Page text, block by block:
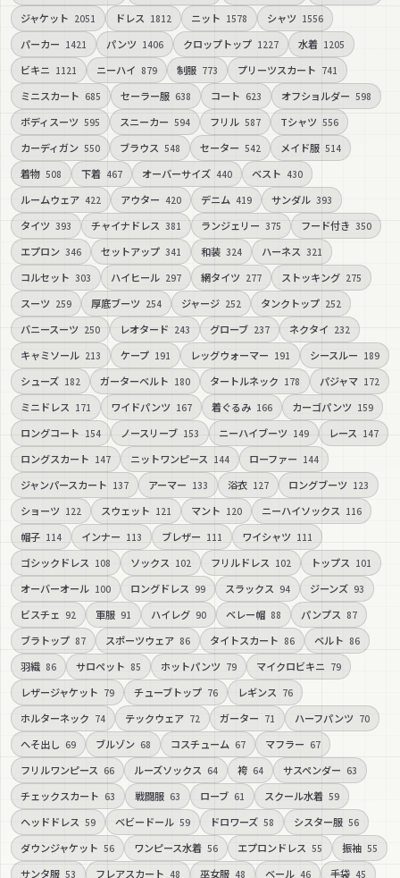
ジャケット 2051 ドレス 1812 ニット 1578 シャツ 1556
パーカー 1421 パンツ 1406 クロップトップ 1227 水着 1205
ビキニ 1121 ニーハイ 879 制服 773 プリーツスカート 741
ミニスカート 685 セーラー服 638 コート 623 オフショルダー 598
ボディスーツ 595 スニーカー 594 フリル 587 Tシャツ 556
カーディガン 550 ブラウス 548 セーター 542 メイド服 514
着物 508 下着 467 オーバーサイズ 440 ベスト 430
ルームウェア 422 アウター 420 デニム 419 サンダル 393
タイツ 393 チャイナドレス 381 ランジェリー 375 フード付き 350
エプロン 346 セットアップ 341 和装 324 ハーネス 321
コルセット 303 ハイヒール 297 網タイツ 277 ストッキング 275
スーツ 259 厚底ブーツ 254 ジャージ 252 タンクトップ 252
バニースーツ 250 レオタード 243 グローブ 237 ネクタイ 232
キャミソール 213 ケープ 191 レッグウォーマー 191 シースルー 189
シューズ 182 ガーターベルト 180 タートルネック 178 パジャマ 172
ミニドレス 171 ワイドパンツ 167 着ぐるみ 166 カーゴパンツ 159
ロングコート 154 ノースリーブ 153 ニーハイブーツ 149 レース 147
ロングスカート 147 ニットワンピース 144 ローファー 144
ジャンパースカート 137 アーマー 133 浴衣 127 ロングブーツ 123
ショーツ 122 スウェット 121 マント 120 ニーハイソックス 116
帽子 114 インナー 113 ブレザー 111 ワイシャツ 111
ゴシックドレス 108 ソックス 102 フリルドレス 102 トップス 101
オーバーオール 100 ロングドレス 99 スラックス 94 ジーンズ 93
ビスチェ 92 軍服 91 ハイレグ 90 ベレー帽 88 パンプス 87
ブラトップ 87 スポーツウェア 86 タイトスカート 86 ベルト 86
羽織 86 サロペット 85 ホットパンツ 79 マイクロビキニ 79
レザージャケット 79 チューブトップ 76 レギンス 76
ホルターネック 74 テックウェア 72 ガーター 71 ハーフパンツ 70
へそ出し 69 ブルゾン 68 コスチューム 67 マフラー 67
フリルワンピース 66 ルーズソックス 64 袴 64 サスペンダー 63
チェックスカート 63 戦闘服 63 ローブ 61 スクール水着 59
ヘッドドレス 59 ベビードール 59 ドロワーズ 58 シスター服 56
ダウンジャケット 56 ワンピース水着 56 エプロンドレス 55 振袖 55
サンタ服 53 フレアスカート 48 巫女服 48 ベール 46 手袋 45